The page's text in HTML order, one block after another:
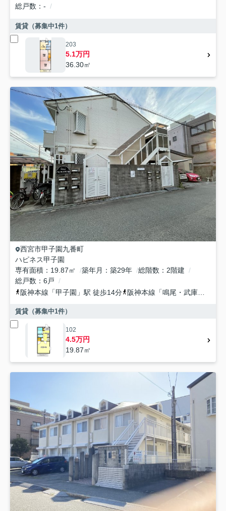
総戸数
-
賃貸（募集中1件）
203
5.1万円
36.30㎡
西宮市甲子園九番町
ハピネス甲子園
専有面積
19.87㎡ 築年月 築29年 総階数
2階建
総戸数
6戸
阪神本線 「甲子園 」駅 徒歩14分 阪神本線 「鳴尾・武庫川女子大前
賃貸（募集中1件）
102
4.5万円
19.87㎡